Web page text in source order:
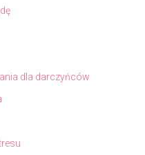
dla darczyńców